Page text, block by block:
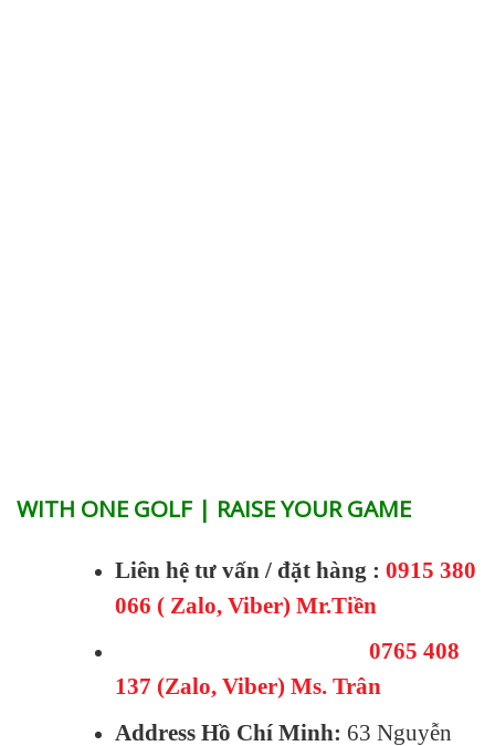
WITH ONE GOLF | RAISE YOUR GAME
Liên hệ tư vấn / đặt hàng : 0915 380
066 ( Zalo, Viber) Mr.Tiền
0765 408
137 (Zalo, Viber) Ms. Trân
Address Hồ Chí Minh: 63 Nguyễn